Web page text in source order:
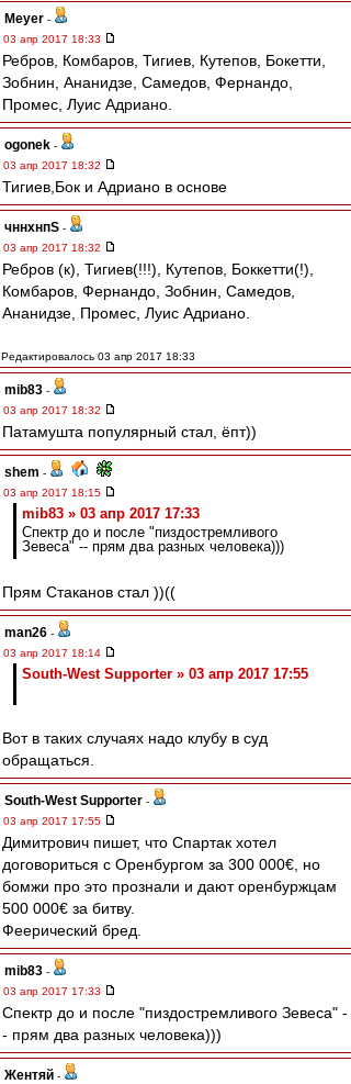
Meyer -
03 апр 2017 18:33
Ребров, Комбаров, Тигиев, Кутепов, Бокетти,
Зобнин, Ананидзе, Самедов, Фернандо,
Промес, Луис Адриано.
ogonek -
03 апр 2017 18:32
Тигиев,Бок и Адриано в основе
чннхнпS -
03 апр 2017 18:32
Ребров (к), Тигиев(!!!), Кутепов, Боккетти(!),
Комбаров, Фернандо, Зобнин, Самедов,
Ананидзе, Промес, Луис Адриано.
Редактировалось 03 апр 2017 18:33
mib83 -
03 апр 2017 18:32
Патамушта популярный стал, ёпт))
shem -
03 апр 2017 18:15
mib83 » 03 апр 2017 17:33
Спектр до и после "пиздостремливого
Зевеса" -- прям два разных человека)))
Прям Стаканов стал ))((
man26 -
03 апр 2017 18:14
South-West Supporter » 03 апр 2017 17:55
Вот в таких случаях надо клубу в суд
обращаться.
South-West Supporter -
03 апр 2017 17:55
Димитрович пишет, что Спартак хотел
договориться с Оренбургом за 300 000€, но
бомжи про это прознали и дают оренбуржцам
500 000€ за битву.
Феерический бред.
mib83 -
03 апр 2017 17:33
Спектр до и после "пиздостремливого Зевеса" -
- прям два разных человека)))
Жентяй -